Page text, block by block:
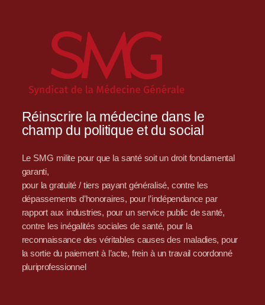
Réinscrire la médecine dans le
champ du politique et du social
Le SMG milite pour que la santé soit un droit fondamental
garanti,
pour la gratuité / tiers payant généralisé, contre les
dépassements d’honoraires, pour l’indépendance par
rapport aux industries, pour un service public de santé,
contre les inégalités sociales de santé, pour la
reconnaissance des véritables causes des maladies, pour
la sortie du paiement à l’acte, frein à un travail coordonné
pluriprofessionnel